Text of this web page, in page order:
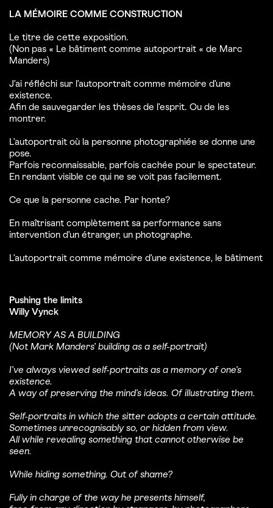
LA MÉMOIRE COMME CONSTRUCTION
Le titre de cette exposition.
(Non pas « Le bâtiment comme autoportrait « de Marc
Manders)
J’ai réfléchi sur l’autoportrait comme mémoire d’une
existence.
Afin de sauvegarder les thèses de l’esprit. Ou de les
montrer.
L’autoportrait où la personne photographiée se donne une
pose.
Parfois reconnaissable, parfois cachée pour le spectateur.
En rendant visible ce qui ne se voit pas facilement.
Ce que la personne cache. Par honte?
En maîtrisant complètement sa performance sans
intervention d’un étranger, un photographe.
L’autoportrait comme mémoire d’une existence, le bâtiment
Pushing the limits
Willy Vynck
MEMORY AS A BUILDING
(Not Mark Manders’ building as a self-portrait)
I’ve always viewed self-portraits as a memory of one’s
existence.
A way of preserving the mind’s ideas. Of illustrating them.
Self-portraits in which the sitter adopts a certain attitude.
Sometimes unrecognisably so, or hidden from view.
All while revealing something that cannot otherwise be
seen.
While hiding something. Out of shame?
Fully in charge of the way he presents himself,